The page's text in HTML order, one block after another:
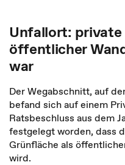
Unfallort: private
öffentlicher
war
Der Wegabschnitt, auf
befand sich auf einem
Ratsbeschluss aus dem
festgelegt worden, dass
Grünfläche als
wird.